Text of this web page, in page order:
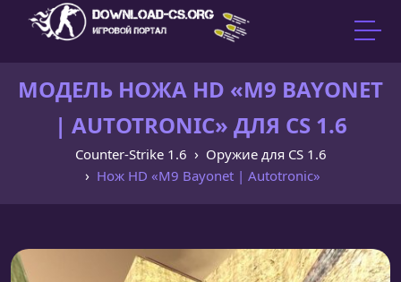
МОДЕЛЬ НОЖА HD «M9 BAYONET
| AUTOTRONIC» ДЛЯ CS 1.6
Counter-Strike 1.6
Оружие для CS 1.6
Нож HD «M9 Bayonet | Autotronic»